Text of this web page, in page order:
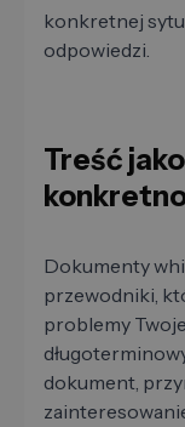
konkretnej
odpowiedzi.
Treść
Dokumenty
przewodniki,
problemy
dokument,